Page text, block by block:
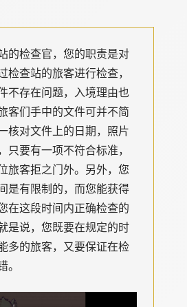
的检查官，您的职责是对
检查站的旅客进行检查，
不存在问题，入境理由也
客们手中的文件可并不简
核对文件上的日期，照片
只要有一项不符合标准，
旅客拒之门外。另外，您
是有限制的，而您能获得
在这段时间内正确检查的
是说，您既要在规定的时
多的旅客，又要保证在检